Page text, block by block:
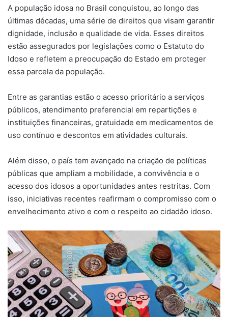
A população idosa no Brasil conquistou, ao longo das
últimas décadas, uma série de direitos que visam garantir
dignidade, inclusão e qualidade de vida. Esses direitos
estão assegurados por legislações como o Estatuto do
Idoso e refletem a preocupação do Estado em proteger
essa parcela da população.
Entre as garantias estão o acesso prioritário a serviços
públicos, atendimento preferencial em repartições e
instituições financeiras, gratuidade em medicamentos de
uso contínuo e descontos em atividades culturais.
Além disso, o país tem avançado na criação de políticas
públicas que ampliam a mobilidade, a convivência e o
acesso dos idosos a oportunidades antes restritas. Com
isso, iniciativas recentes reafirmam o compromisso com o
envelhecimento ativo e com o respeito ao cidadão idoso.